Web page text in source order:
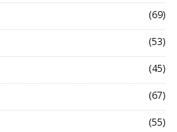
(69)
(53)
(45)
(67)
(55)